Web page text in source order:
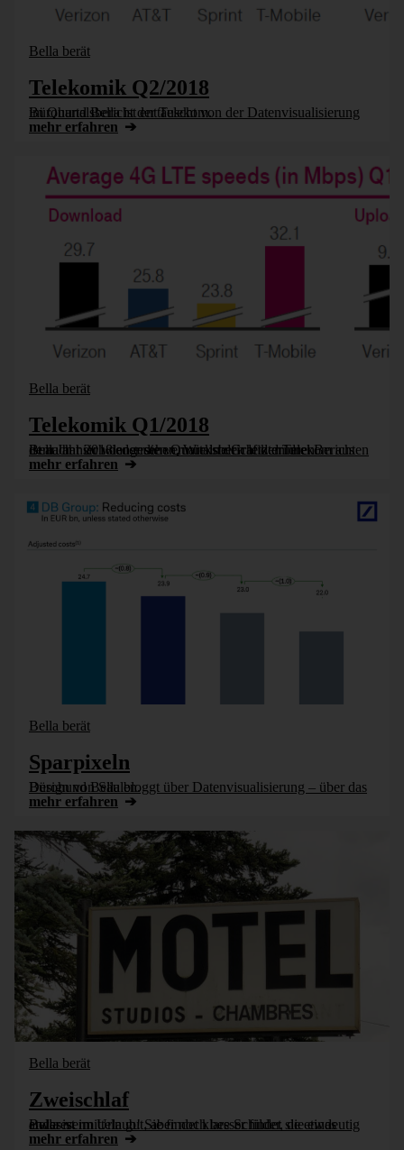
Bella berät
Telekomik Q2/2018
Bürohund Bella ist enttäuscht von der Datenvisualisierung im Quartalsbericht der Telekom.
mehr erfahren
Bella berät
Telekomik Q1/2018
Bella hat sich den ersten Quartalsbericht der Telekom aus dem Jahr 2018 angesehen. Wie in den letzten drei Berichten ist auch hier wieder die vermurkste Grafik drinnen.
mehr erfahren
Bella berät
Sparpixeln
Bürohund Bella bloggt über Datenvisualisierung – über das Design von Säulen.
mehr erfahren
Bella berät
Zweischlaf
Bella ist im Urlaub! Sie findet klare Schilder, die eindeutig etwas vermitteln gut, aber noch besser findet sie etwas anderes.
mehr erfahren